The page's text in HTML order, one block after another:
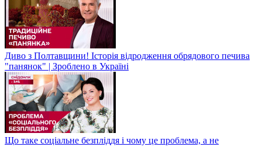
Диво з Полтавщини! Історія відродження обрядового печива
"панянок" | Зроблено в Україні
Що таке соціальне безпліддя і чому це проблема, а не